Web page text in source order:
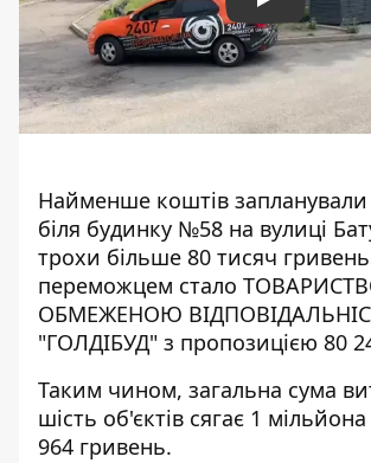
Play
Найменше коштів
біля будинку №58 на вулиці
трохи більше 80 тисяч гривень
переможцем стало
ОБМЕЖЕНОЮ
"ГОЛДІБУД" з пропозицією 80
Таким чином, загальна сума
шість об'єктів сягає 1
964 гривень.